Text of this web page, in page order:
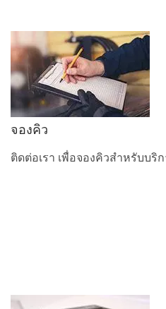
จองคิว
ติดต่อเรา เพื่อจองคิวสำหรับบริ